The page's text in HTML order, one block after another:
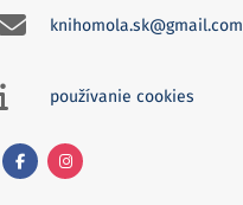
knihomola.sk@gmail.com
používanie cookies